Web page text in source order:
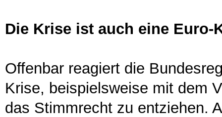
Die Krise ist auch eine Euro-
Offenbar reagiert die
Krise, beispielsweise mit dem
das Stimmrecht zu entziehen.